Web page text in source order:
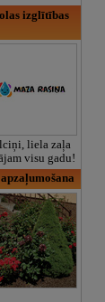
izglītības
liela zaļa
visu gadu!